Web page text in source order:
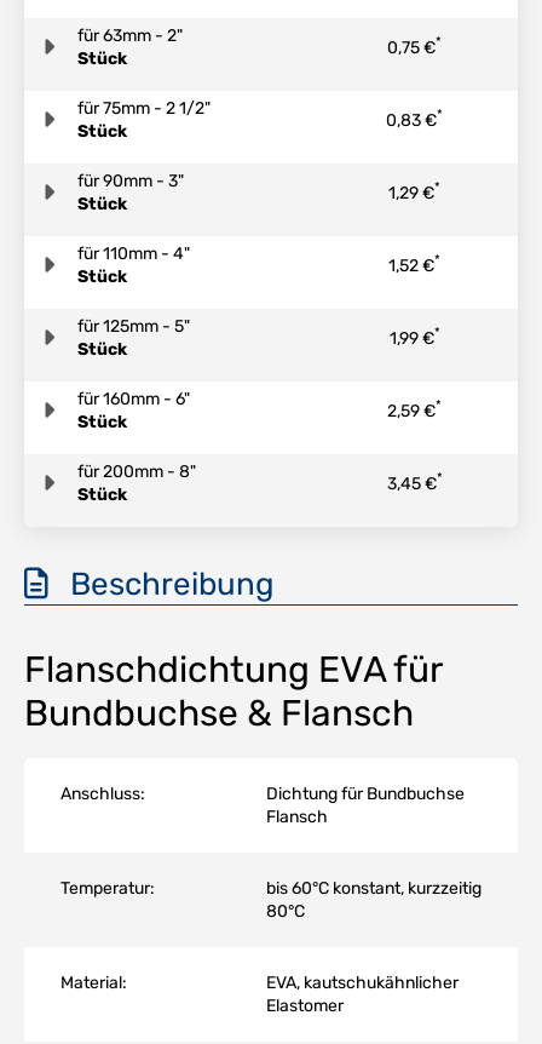
für 63mm - 2"
Stück
0,75 €*
für 75mm - 2 1/2"
Stück
0,83 €*
für 90mm - 3"
Stück
1,29 €*
für 110mm - 4"
Stück
1,52 €*
für 125mm - 5"
Stück
1,99 €*
für 160mm - 6"
Stück
2,59 €*
für 200mm - 8"
Stück
3,45 €*
Beschreibung
Flanschdichtung EVA für
Bundbuchse & Flansch
Anschluss:
Dichtung für Bundbuchse
Flansch
Temperatur:
bis 60°C konstant, kurzzeitig
80°C
Material:
EVA, kautschukähnlicher
Elastomer